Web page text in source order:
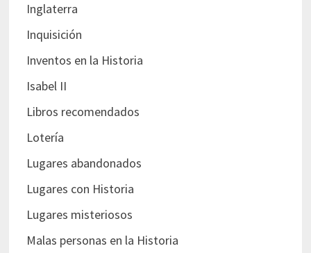
Inglaterra
Inquisición
Inventos en la Historia
Isabel II
Libros recomendados
Lotería
Lugares abandonados
Lugares con Historia
Lugares misteriosos
Malas personas en la Historia